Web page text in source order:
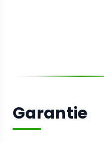
Garantie